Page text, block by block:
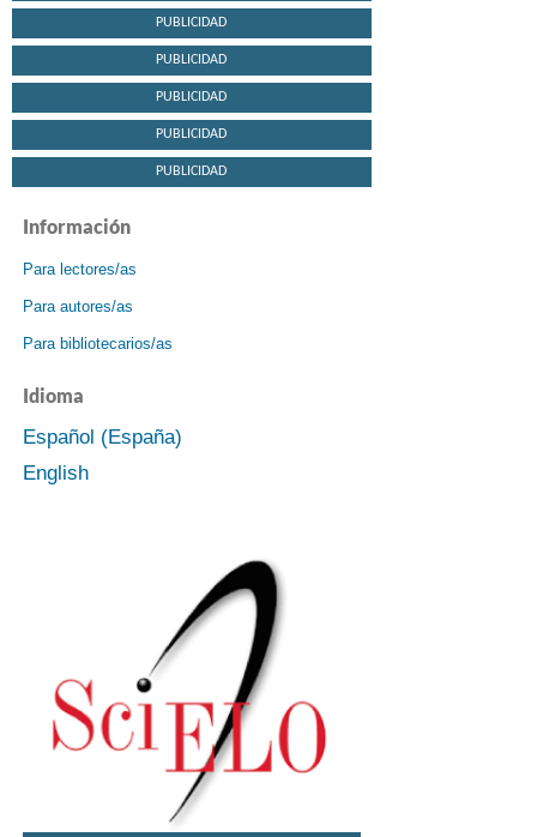
PUBLICIDAD
PUBLICIDAD
PUBLICIDAD
PUBLICIDAD
PUBLICIDAD
Información
Para lectores/as
Para autores/as
Para bibliotecarios/as
Idioma
Español (España)
English